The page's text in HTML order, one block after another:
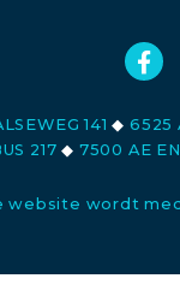
141◆ 6525
217◆ 7500 AE
website wordt